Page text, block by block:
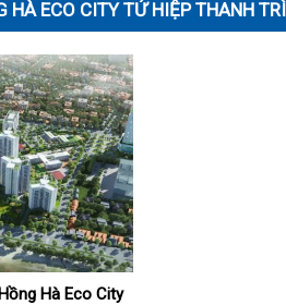
HÀ ECO CITY TỨ HIỆP THANH TRÌ
Hà Eco City